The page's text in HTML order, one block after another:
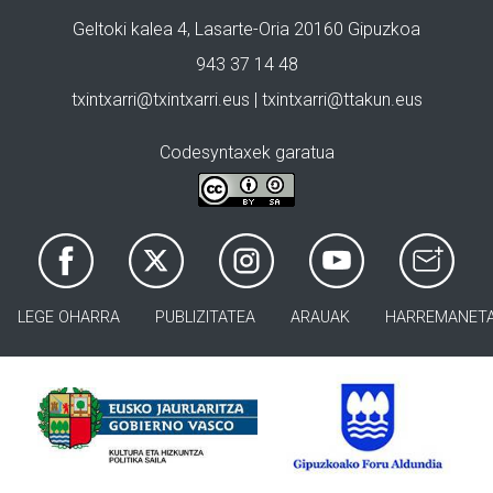
Geltoki kalea 4, Lasarte-Oria 20160 Gipuzkoa
943 37 14 48
txintxarri@txintxarri.eus | txintxarri@ttakun.eus
Codesyntaxek garatua
LEGE OHARRA PUBLIZITATEA ARAUAK